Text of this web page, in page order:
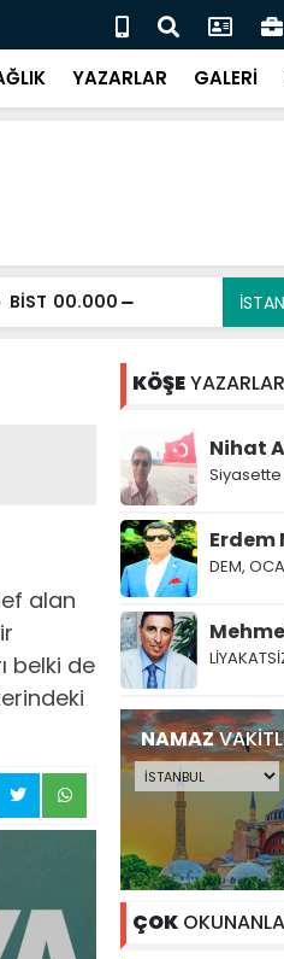
3 CHP'li belediye başkanı
YAZARLAR GALERİ
BİST 00.000
alan
belki de
KÖŞE
Nihat
Siyasette
Erdem
DEM,
NAMAZ
ÇOK